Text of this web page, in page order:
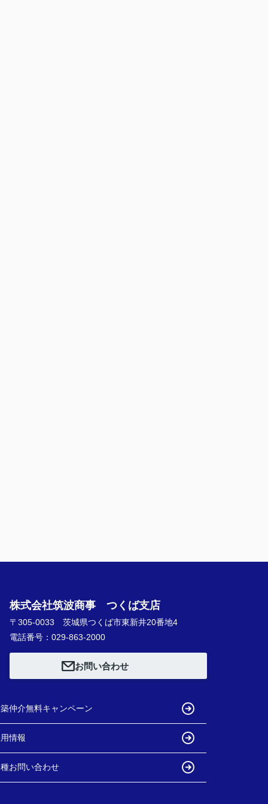
株式会社筑波商事 つくば支店
〒305-0033 茨城県つくば市東新井20番地4
電話番号：029-863-2000
お問い合わせ
仲介無料キャンペーン
情報
お問い合わせ